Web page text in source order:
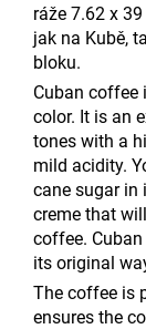
ráže 7.62 x
jak na Kubě,
bloku.
Cuban coffee
color. It is an
tones with a
mild acidity.
cane sugar in
creme that
coffee.
its original
The coffee is
ensures the